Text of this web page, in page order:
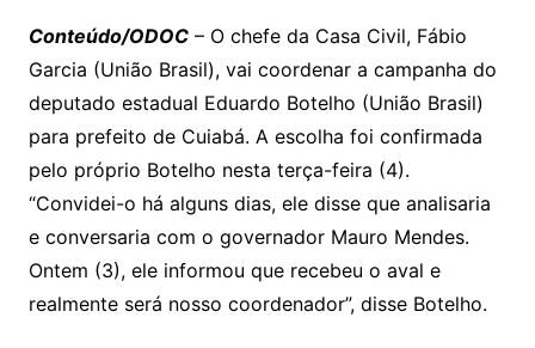
Li
n
k
A
p
p
a
m
dI
n
e
Cl
a
s
o
o
m
s
a
g
e
o
k.
c
o
m
p
e
o
o
M
ai
l
a
d
s
l
e
Conteúdo/ODOC– O chefe da Casa Civil, Fábio
Garcia (União Brasil), vai coordenar a campanha do
deputado estadual Eduardo Botelho (União Brasil)
para prefeito de Cuiabá. A escolha foi confirmada
pelo próprio Botelho nesta terça-feira (4).
“Convidei-o há alguns dias, ele disse que analisaria
e conversaria com o governador Mauro Mendes.
Ontem (3), ele informou que recebeu o aval e
realmente será nosso coordenador”, disse Botelho.